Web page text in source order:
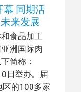
幕 同期活
来发展
食品加工
洲国际肉
简称：
日举办。届
区的100多家